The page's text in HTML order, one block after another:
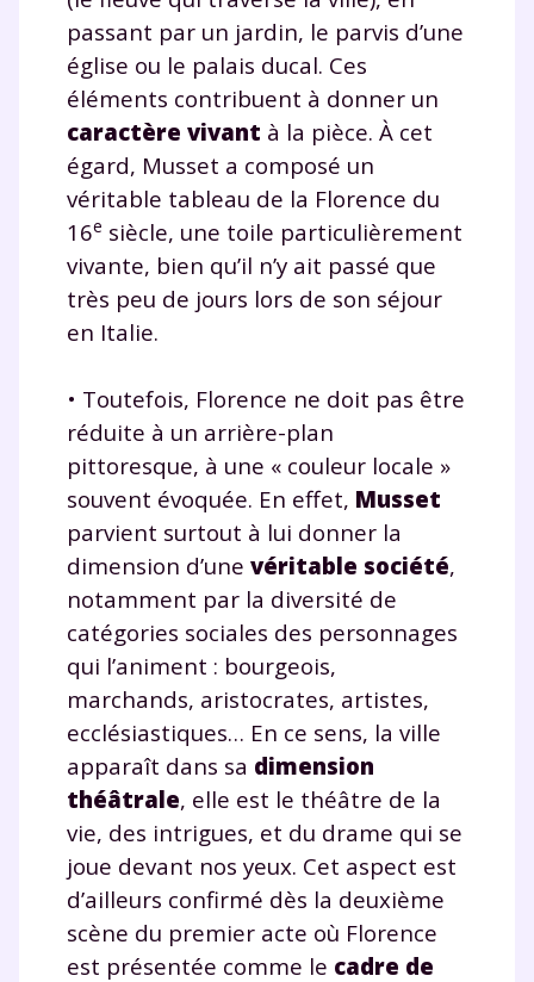
passant par un jardin, le parvis d’une
église ou le palais ducal. Ces
éléments contribuent à donner un
caractère vivant à la pièce. À cet
égard, Musset a composé un
véritable tableau de la Florence du
16e siècle, une toile particulièrement
vivante, bien qu’il n’y ait passé que
très peu de jours lors de son séjour
en Italie.
• Toutefois, Florence ne doit pas être
réduite à un arrière-plan
pittoresque, à une « couleur locale »
souvent évoquée. En effet, Musset
parvient surtout à lui donner la
dimension d’une véritable société,
notamment par la diversité de
catégories sociales des personnages
qui l’animent : bourgeois,
marchands, aristocrates, artistes,
ecclésiastiques… En ce sens, la ville
apparaît dans sa dimension
théâtrale, elle est le théâtre de la
vie, des intrigues, et du drame qui se
joue devant nos yeux. Cet aspect est
d’ailleurs confirmé dès la deuxième
scène du premier acte où Florence
est présentée comme le cadre de